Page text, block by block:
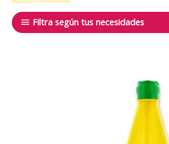
Filtra según tus necesidades